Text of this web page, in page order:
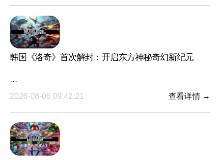
韩国《洛奇》首次解封：开启东方神秘奇幻新纪元
···
2026-08-06 09:42:21
查看详情 →